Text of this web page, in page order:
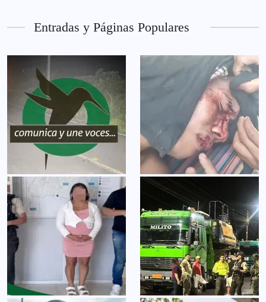
Entradas y Páginas Populares